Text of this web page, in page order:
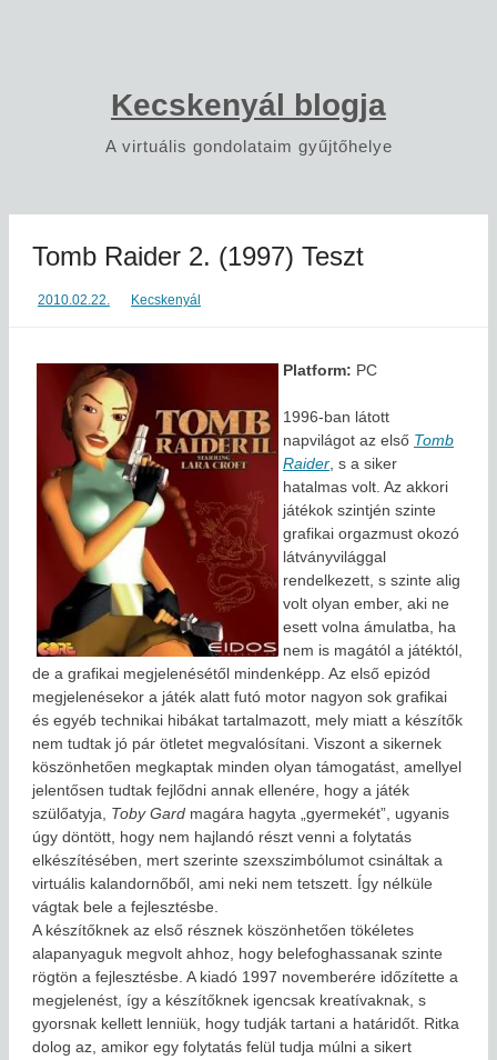
Kecskenyál blogja
A virtuális gondolataim gyűjtőhelye
Tomb Raider 2. (1997) Teszt
2010.02.22. Kecskenyál
Platform: PC
1996-ban látott
napvilágot az első Tomb
Raider, s a siker
hatalmas volt. Az akkori
játékok szintjén szinte
grafikai orgazmust okozó
látványvilággal
rendelkezett, s szinte alig
volt olyan ember, aki ne
esett volna ámulatba, ha
nem is magától a játéktól,
de a grafikai megjelenésétől mindenképp. Az első epizód
megjelenésekor a játék alatt futó motor nagyon sok grafikai
és egyéb technikai hibákat tartalmazott, mely miatt a készítők
nem tudtak jó pár ötletet megvalósítani. Viszont a sikernek
köszönhetően megkaptak minden olyan támogatást, amellyel
jelentősen tudtak fejlődni annak ellenére, hogy a játék
szülőatyja, Toby Gard magára hagyta „gyermekét”, ugyanis
úgy döntött, hogy nem hajlandó részt venni a folytatás
elkészítésében, mert szerinte szexszimbólumot csináltak a
virtuális kalandornőből, ami neki nem tetszett. Így nélküle
vágtak bele a fejlesztésbe.
A készítőknek az első résznek köszönhetően tökéletes
alapanyaguk megvolt ahhoz, hogy belefoghassanak szinte
rögtön a fejlesztésbe. A kiadó 1997 novemberére időzítette a
megjelenést, így a készítőknek igencsak kreatívaknak, s
gyorsnak kellett lenniük, hogy tudják tartani a határidőt. Ritka
dolog az, amikor egy folytatás felül tudja múlni a sikert